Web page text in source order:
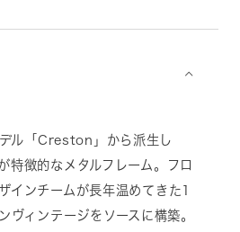
⌵
ル「Creston」から派生し
特徴的なメタルフレーム。フロ
インチームが長年温めてきた1
ヴィンテージをソースに構築。